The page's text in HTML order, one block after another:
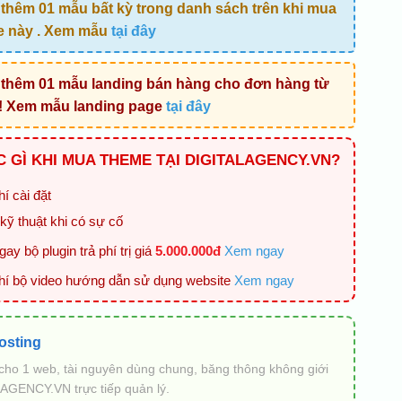
01 mẫu bất kỳ trong danh sách trên khi mua
này . Xem mẫu tại đây
01 mẫu landing bán hàng cho đơn hàng từ
Xem mẫu landing page tại đây
GÌ KHI MUA THEME TẠI DIGITALAGENCY.VN?
cài đặt
thuật khi có sự cố
bộ plugin trả phí trị giá 5.000.000đ Xem ngay
bộ video hướng dẫn sử dụng website Xem ngay
1 web, tài nguyên dùng chung, băng thông không giới
trực tiếp quản lý.